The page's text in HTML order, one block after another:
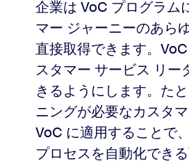
企業は VoC プログラム
マー ジャーニーのあら
直接取得できます。
スタマー サービス リー
きるようにします。た
ニングが必要なカスタ
VoC に適用することで
プロセスを自動化でき